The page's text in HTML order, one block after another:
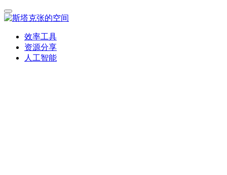
效率工具
资源分享
人工智能